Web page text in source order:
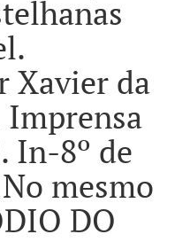
Xavier da
Imprensa
In-8º de
mesmo
DO